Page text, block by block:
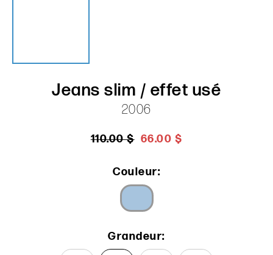
Jeans slim / effet usé
2006
110.00 $ 66.00 $
Couleur:
Grandeur: